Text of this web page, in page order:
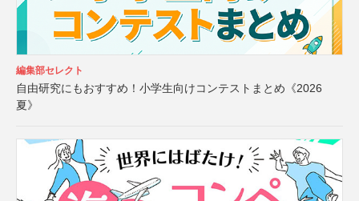
編集部セレクト
自由研究にもおすすめ！小学生向けコンテストまとめ《2026
夏》